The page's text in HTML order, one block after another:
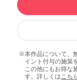
本作品について、
イント付与の施策
この他にもお得な
す。詳しくはこち